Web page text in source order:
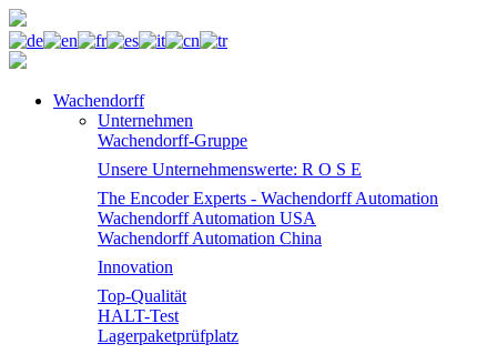
Wachendorff
Unternehmen
Wachendorff-Gruppe
Unsere Unternehmenswerte: R O S E
The Encoder Experts - Wachendorff Automation
Wachendorff Automation USA
Wachendorff Automation China
Innovation
Top-Qualität
HALT-Test
Lagerpaketprüfplatz